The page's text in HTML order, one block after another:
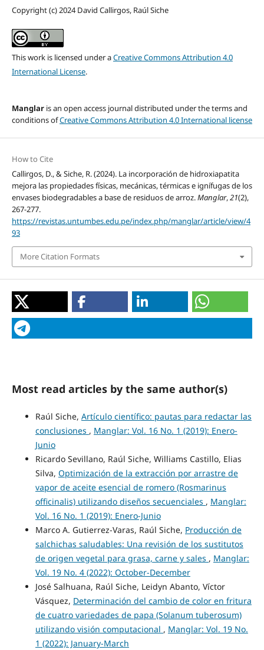
Copyright (c) 2024 David Callirgos, Raúl Siche
This work is licensed under aCreative Commons Attribution 4.0
International License.
Manglar is an open access journal distributed under the terms and
conditions ofCreative Commons Attribution 4.0 International license
How to Cite
Callirgos, D., & Siche, R. (2024). La incorporación de hidroxiapatita
mejora las propiedades físicas, mecánicas, térmicas e ignífugas de los
envases biodegradables a base de residuos de arroz.Manglar,21(2),
267-277.
https://revistas.untumbes.edu.pe/index.php/manglar/article/view/4
93
More Citation Formats
Most read articles by the same author(s)
Raúl Siche, Artículo científico: pautas para redactar las
conclusiones , Manglar: Vol. 16 No. 1 (2019): Enero-
Junio
Ricardo Sevillano, Raúl Siche, Williams Castillo, Elias
Silva, Optimización de la extracción por arrastre de
vapor de aceite esencial de romero (Rosmarinus
officinalis) utilizando diseños secuenciales , Manglar:
Vol. 16 No. 1 (2019): Enero-Junio
Marco A. Gutierrez-Varas, Raúl Siche, Producción de
salchichas saludables: Una revisión de los sustitutos
de origen vegetal para grasa, carne y sales , Manglar:
Vol. 19 No. 4 (2022): October-December
José Salhuana, Raúl Siche, Leidyn Abanto, Víctor
Vásquez, Determinación del cambio de color en fritura
de cuatro variedades de papa (Solanum tuberosum)
utilizando visión computacional , Manglar: Vol. 19 No.
1 (2022): January-March